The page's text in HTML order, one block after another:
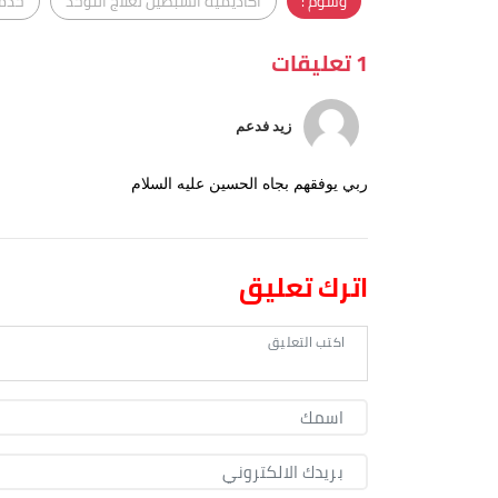
1 تعليقات
زيد فدعم
ربي يوفقهم بجاه الحسين عليه السلام
اترك تعليق